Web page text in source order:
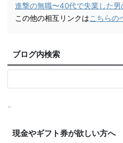
進撃の無職〜40代で失業した男
この他の相互リンクはこちらの
ブログ内検索
現金やギフト券が欲しい方へ